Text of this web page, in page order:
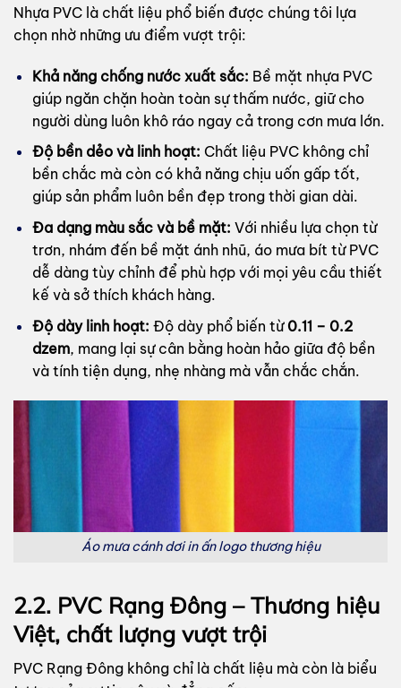
Nhựa PVC là chất liệu phổ biến được chúng tôi lựa
chọn nhờ những ưu điểm vượt trội:
Khả năng chống nước xuất sắc: Bề mặt nhựa PVC
giúp ngăn chặn hoàn toàn sự thấm nước, giữ cho
người dùng luôn khô ráo ngay cả trong cơn mưa lớn.
Độ bền dẻo và linh hoạt: Chất liệu PVC không chỉ
bền chắc mà còn có khả năng chịu uốn gấp tốt,
giúp sản phẩm luôn bền đẹp trong thời gian dài.
Đa dạng màu sắc và bề mặt: Với nhiều lựa chọn từ
trơn, nhám đến bề mặt ánh nhũ, áo mưa bít từ PVC
dễ dàng tùy chỉnh để phù hợp với mọi yêu cầu thiết
kế và sở thích khách hàng.
Độ dày linh hoạt: Độ dày phổ biến từ0.11 – 0.2
dzem, mang lại sự cân bằng hoàn hảo giữa độ bền
và tính tiện dụng, nhẹ nhàng mà vẫn chắc chắn.
Áo mưa cánh dơi in ấn logo thương hiệu
2.2. PVC Rạng Đông – Thương hiệu
Việt, chất lượng vượt trội
PVC Rạng Đông không chỉ là chất liệu mà còn là biểu